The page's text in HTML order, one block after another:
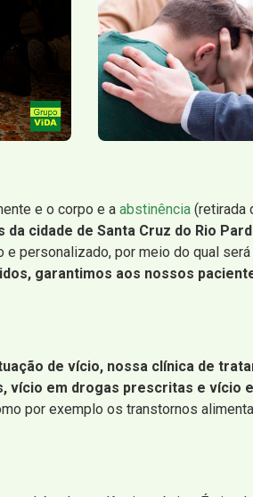
e o corpo e a abstinência (retirada
cidade de Santa Cruz do Rio
e personalizado, por meio do qual
garantimos aos nossos
de vício, nossa clínica de
em drogas prescritas e vício
por exemplo os transtornos